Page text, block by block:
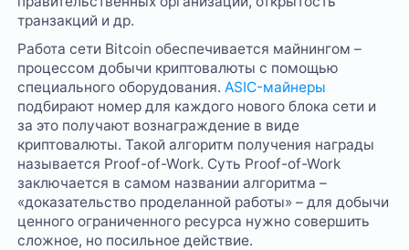
транзакций и др.
Работа сети Bitcoin обеспечивается майнингом –
процессом добычи криптовалюты с помощью
специального оборудования. ASIC-майнеры
подбирают номер для каждого нового блока сети и
за это получают вознаграждение в виде
криптовалюты. Такой алгоритм получения награды
называется Proof-of-Work. Суть Proof-of-Work
заключается в самом названии алгоритма –
«доказательство проделанной работы» – для добычи
ценного ограниченного ресурса нужно совершить
сложное, но посильное действие.